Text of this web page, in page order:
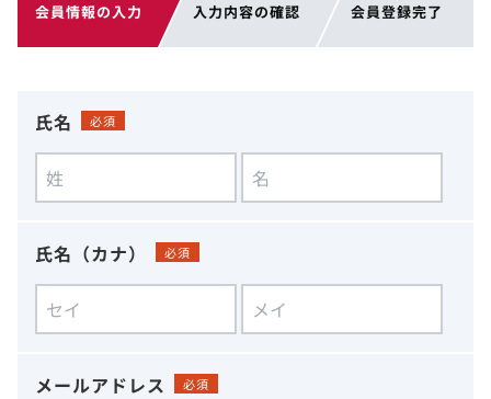
会員情報の入力 入力内容の確認 会員登録完了
氏名 必須
氏名（カナ） 必須
メールアドレス 必須